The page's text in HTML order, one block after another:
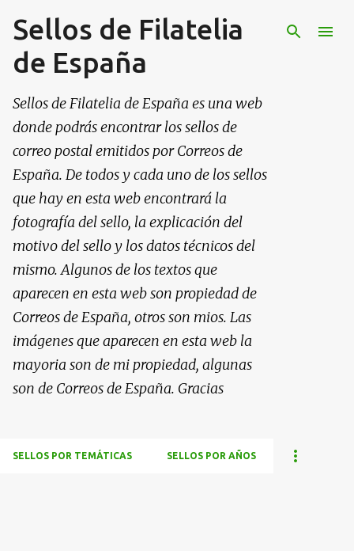
Ir al contenido principal
Sellos de Filatelia
de España
Sellos de Filatelia de España es una web
donde podrás encontrar los sellos de
correo postal emitidos por Correos de
España. De todos y cada uno de los sellos
que hay en esta web encontrará la
fotografía del sello, la explicación del
motivo del sello y los datos técnicos del
mismo. Algunos de los textos que
aparecen en esta web son propiedad de
Correos de España, otros son mios. Las
imágenes que aparecen en esta web la
mayoria son de mi propiedad, algunas
son de Correos de España. Gracias
SELLOS POR TEMÁTICAS SELLOS POR AÑOS